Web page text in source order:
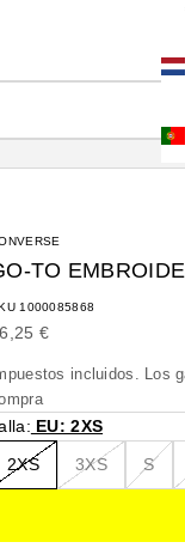
TO
1000085868
de oferta
€
incluidos. Los
EU: 2XS
2XS 3XS S